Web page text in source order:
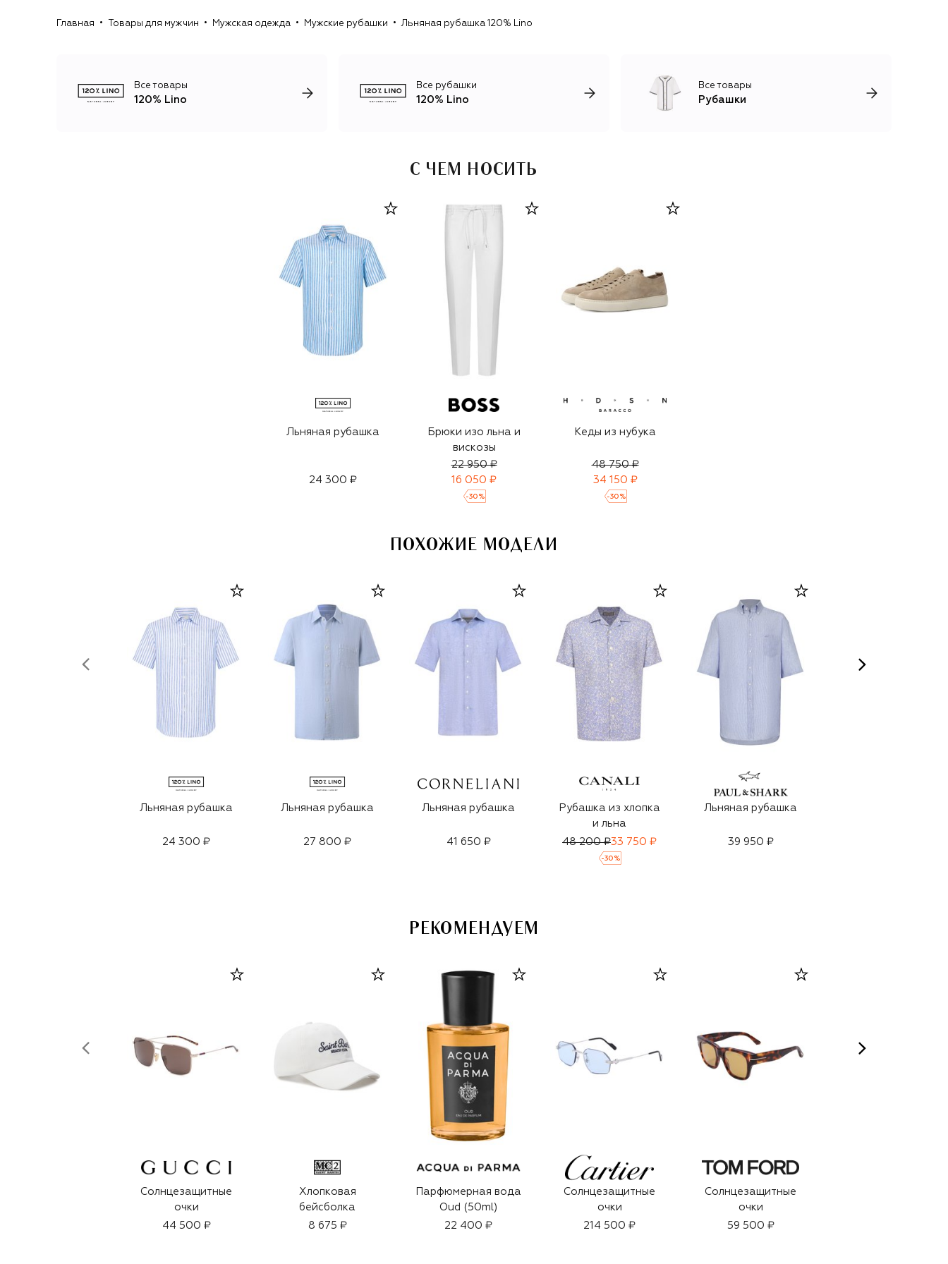
лен компания закупает только у европейских
свойства льняного полотна.
Главная Товары для мужчин Мужская одежда Мужские рубашки Льняная рубашка 120% Lino
Все товары
120% Lino
Все рубашки
120% Lino
Все товары
Рубашки
С ЧЕМ НОСИТЬ
Льняная рубашка
24 300 ₽
Брюки изо льна и
вискозы
22 950 ₽
16 050 ₽
-30 %
Кеды из нубука
48 750 ₽
34 150 ₽
-30 %
ПОХОЖИЕ МОДЕЛИ
Льняная рубашка
24 300 ₽
Льняная рубашка
27 800 ₽
Льняная рубашка
41 650 ₽
Рубашка из хлопка
и льна
48 200 ₽33 750 ₽
-30 %
Льняная рубашка
39 950 ₽
РЕКОМЕНДУЕМ
Солнцезащитные
очки
44 500 ₽
Хлопковая
бейсболка
8 675 ₽
Парфюмерная вода
Oud (50ml)
22 400 ₽
Солнцезащитные
очки
214 500 ₽
Солнцезащитные
очки
59 500 ₽